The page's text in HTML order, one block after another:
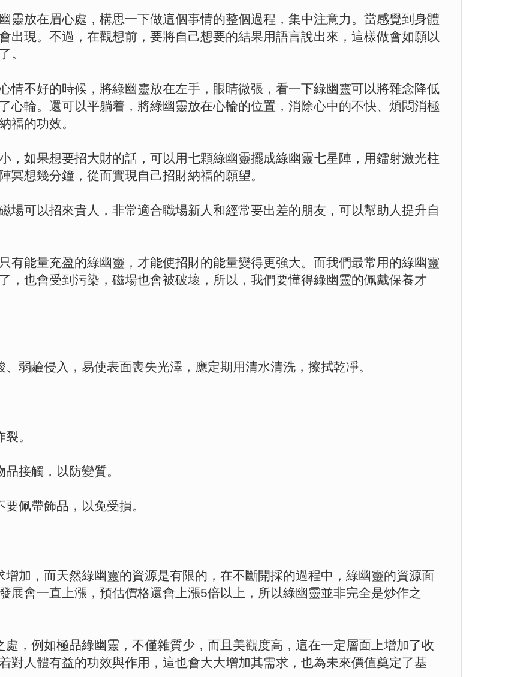
靈放在眉心處，構思一下做這個事情的整個過程，集中注意力。當感覺到身體
出現。不過，在觀想前，要將自己想要的結果用語言說出來，這樣做會如願以
。
情不好的時候，將綠幽靈放在左手，眼睛微張，看一下綠幽靈可以將雜念降低
心輪。還可以平躺着，將綠幽靈放在心輪的位置，消除心中的不快、煩悶消極
福的功效。
，如果想要招大財的話，可以用七顆綠幽靈擺成綠幽靈七星陣，用鐳射激光柱
想幾分鐘，從而實現自己招財納福的願望。
場可以招來貴人，非常適合職場新人和經常要出差的朋友，可以幫助人提升自
有能量充盈的綠幽靈，才能使招財的能量變得更強大。而我們最常用的綠幽靈
，也會受到污染，磁場也會被破壞，所以，我們要懂得綠幽靈的佩戴保養才
弱鹼侵入，易使表面喪失光澤，應定期用清水清洗，擦拭乾凈。
。
接觸，以防變質。
佩帶飾品，以免受損。
加，而天然綠幽靈的資源是有限的，在不斷開採的過程中，綠幽靈的資源面
展會一直上漲，預估價格還會上漲5倍以上，所以綠幽靈並非完全是炒作之
，例如極品綠幽靈，不僅雜質少，而且美觀度高，這在一定層面上增加了收
對人體有益的功效與作用，這也會大大增加其需求，也為未來價值奠定了基